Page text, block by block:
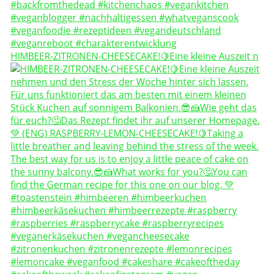
HIMBEER-ZITRONEN-CHEESECAKE!🍋Eine kleine Auszeit n